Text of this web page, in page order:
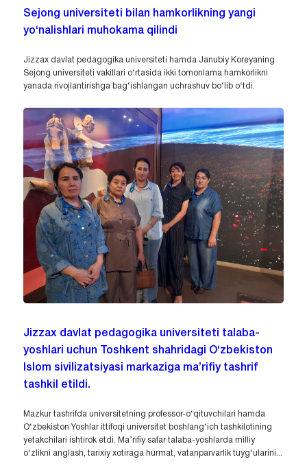
Sejong universiteti bilan hamkorlikning yangi
yo‘nalishlari muhokama qilindi
Jizzax davlat pedagogika universiteti hamda Janubiy Koreyaning
Sejong universiteti vakillari o‘rtasida ikki tomonlama hamkorlikni
yanada rivojlantirishga bag‘ishlangan uchrashuv bo‘lib o‘tdi.
Jizzax davlat pedagogika universiteti talaba-
yoshlari uchun Toshkent shahridagi O‘zbekiston
Islom sivilizatsiyasi markaziga ma’rifiy tashrif
tashkil etildi.
Mazkur tashrifda universitetning professor-o‘qituvchilari hamda
O‘zbekiston Yoshlar ittifoqi universitet boshlang‘ich tashkilotining
yetakchilari ishtirok etdi. Ma’rifiy safar talaba-yoshlarda milliy
o‘zlikni anglash, tarixiy xotiraga hurmat, vatanparvarlik tuyg‘ularini...